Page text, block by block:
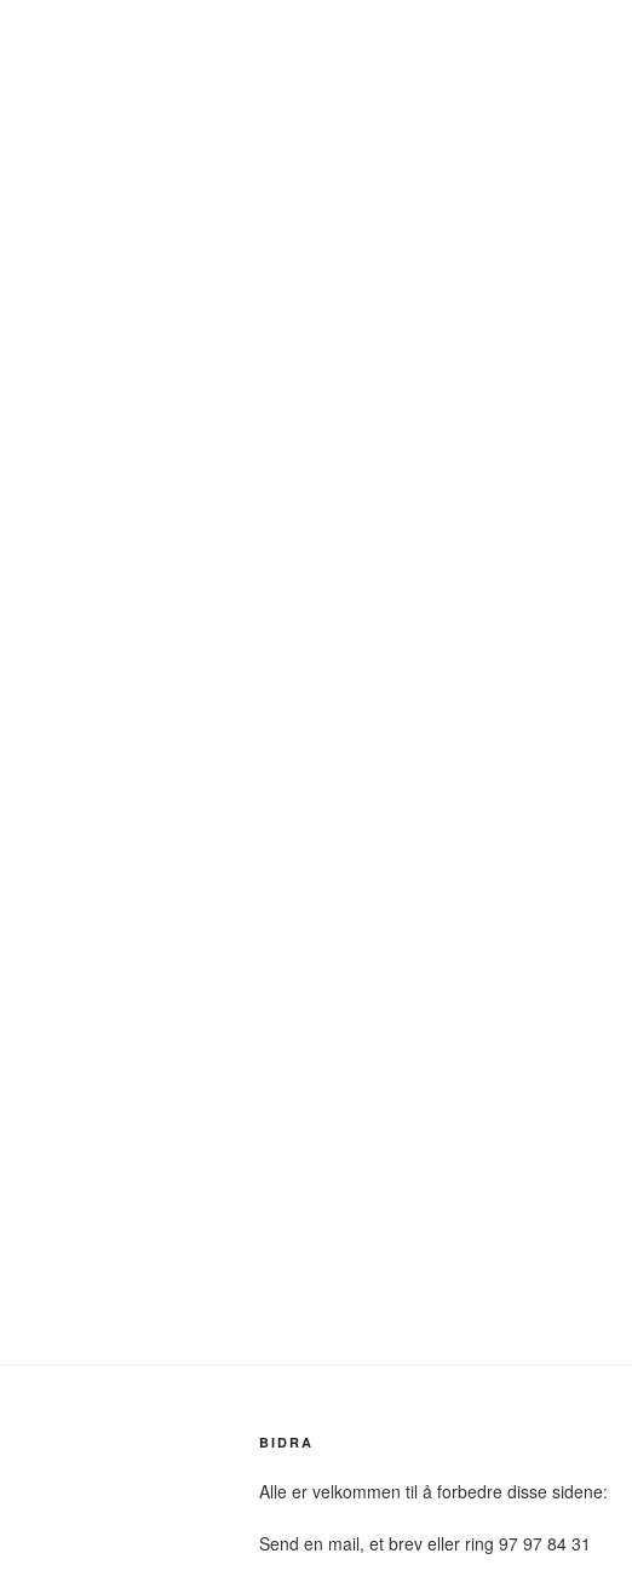
BIDRA
Alle er velkommen til å forbedre disse sidene:
Send en mail, et brev eller ring 97 97 84 31